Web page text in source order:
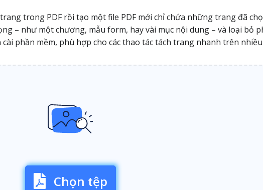
trong PDF rồi tạo một file PDF mới chỉ chứa những trang đã
– như một chương, mẫu form, hay vài mục nội dung – và loại bỏ
phần mềm, phù hợp cho các thao tác tách trang nhanh trên
Chọn tệp